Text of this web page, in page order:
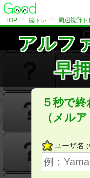
TOP >> 脳トレ >> 周辺視野ト
アルフ
早
？
？
５秒で
（メルア
ユーザ名 (